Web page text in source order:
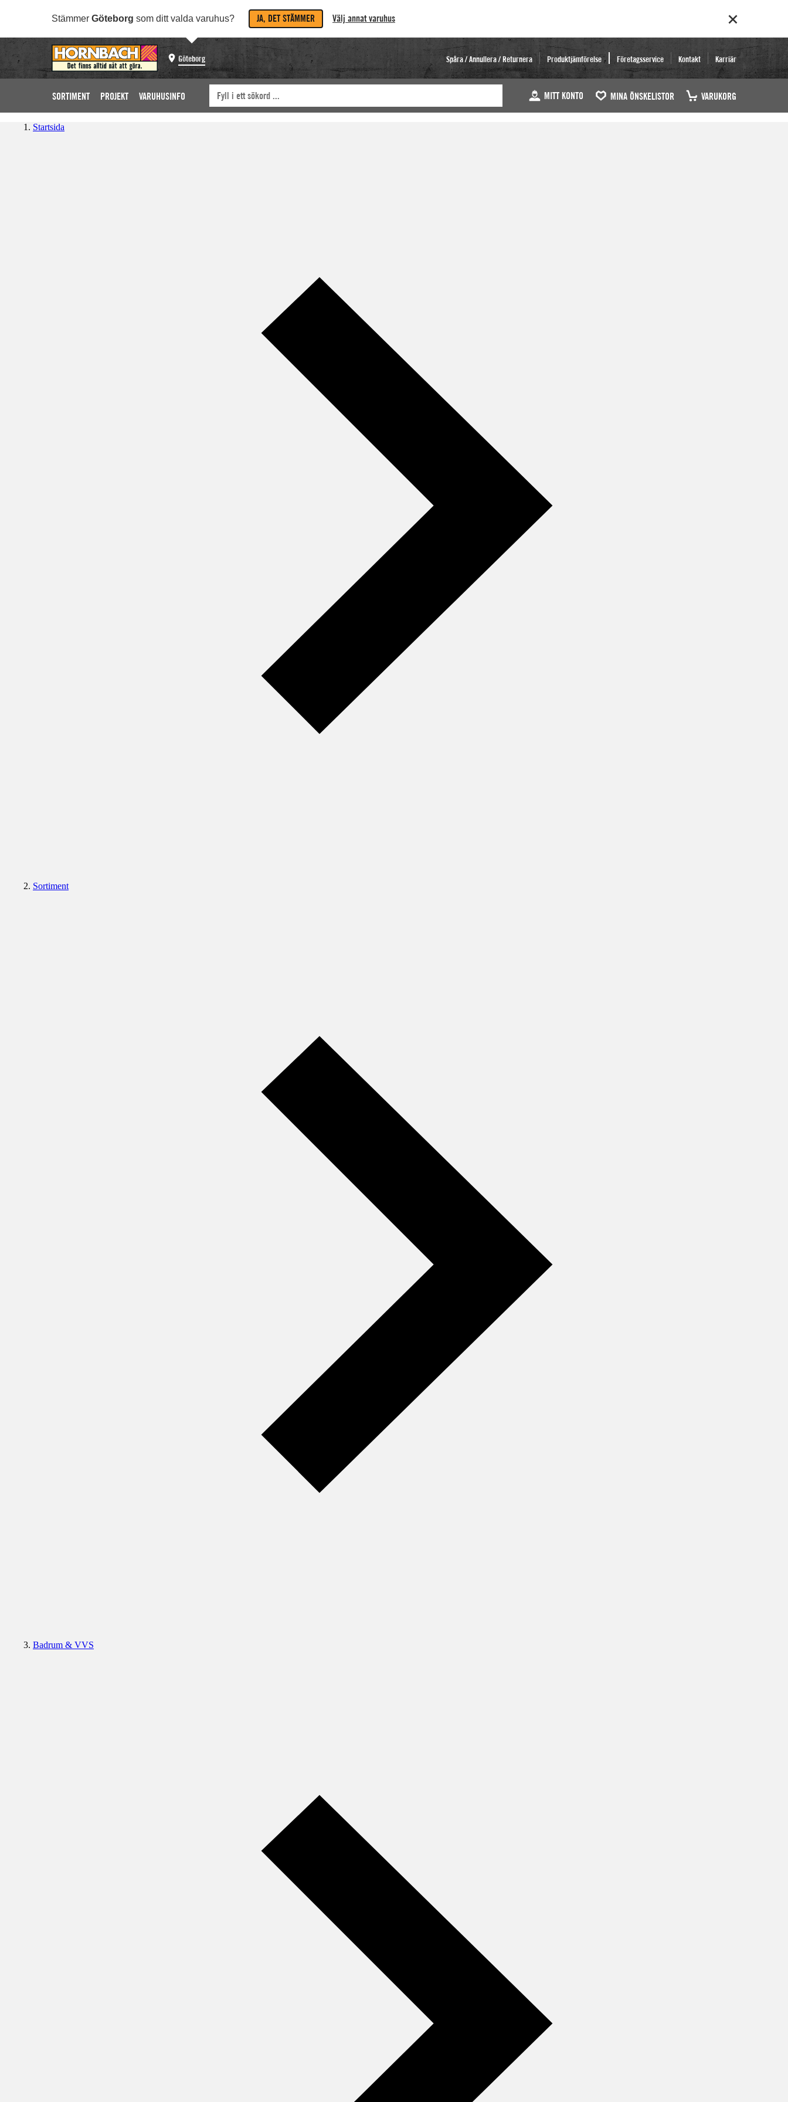
Stämmer Göteborg som ditt valda varuhus? JA, DET STÄMMER Välj annat varuhus
Göteborg Spåra / Annullera / Returnera Produktjämförelse Företagsservice Kontakt Karriär
SORTIMENT PROJEKT VARUHUSINFO MITT KONTO MINA ÖNSKELISTOR VARUKORG
Startsida
Sortiment
Badrum & VVS